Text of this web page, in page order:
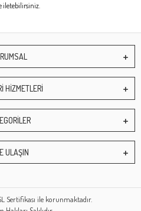
iletebilirsiniz.
HİZMETLERİ
ULAŞIN
Sertifikası ile korunmaktadır.